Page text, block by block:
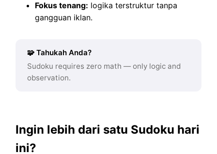
Fokus tenang: logika terstruktur tanpa
gangguan iklan.
🧩 Tahukah Anda?
Sudoku requires zero math — only logic and
observation.
Ingin lebih dari satu Sudoku hari
ini?